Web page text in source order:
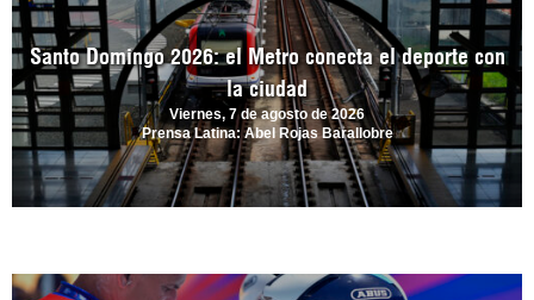
Santo Domingo 2026: el Metro conecta el deporte con
la ciudad
Viernes, 7 de agosto de 2026
Prensa Latina: Abel Rojas Barallobre